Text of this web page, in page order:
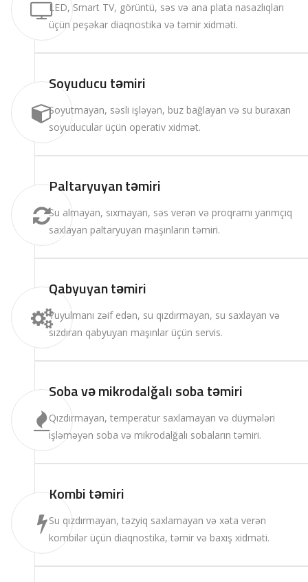
LED, Smart TV, görüntü, səs və ana plata nasazlıqları
üçün peşəkar diaqnostika və təmir xidməti.
Soyuducu təmiri
Soyutmayan, səsli işləyən, buz bağlayan və su buraxan
soyuducular üçün operativ xidmət.
Paltaryuyan təmiri
Su almayan, sıxmayan, səs verən və proqramı yarımçıq
saxlayan paltaryuyan maşınların təmiri.
Qabyuyan təmiri
Yuyulmanı zəif edən, su qızdırmayan, su saxlayan və
sızdıran qabyuyan maşınlar üçün servis.
Soba və mikrodalğalı soba təmiri
Qızdırmayan, temperatur saxlamayan və düymələri
işləməyən soba və mikrodalğalı sobaların təmiri.
Kombi təmiri
Su qızdırmayan, təzyiq saxlamayan və xəta verən
kombilər üçün diaqnostika, təmir və baxış xidməti.